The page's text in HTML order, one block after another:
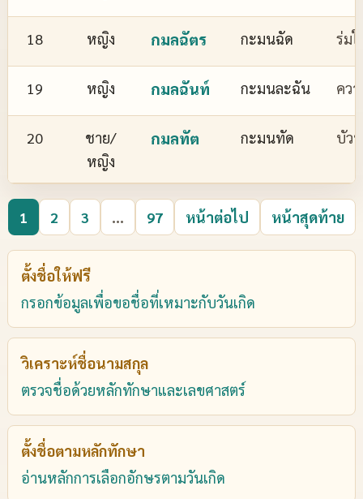
18 หญิง กมลฉัตร กะมนฉัด ร่มใ
19 หญิง กมลฉันท์ กะมนละฉัน คว
20
ชาย/
หญิง
กมลทัต กะมนทัด บัว
1 2 3 ... 97 หน้าต่อไป หน้าสุดท้าย
ตั้งชื่อให้ฟรี
กรอกข้อมูลเพื่อขอชื่อที่เหมาะกับวันเกิด
วิเคราะห์ชื่อนามสกุล
ตรวจชื่อด้วยหลักทักษาและเลขศาสตร์
ตั้งชื่อตามหลักทักษา
อ่านหลักการเลือกอักษรตามวันเกิด